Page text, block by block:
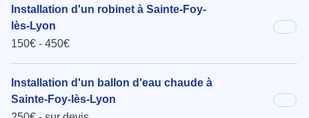
Installation d'un robinet à Sainte-Foy-
lès-Lyon
150€ - 450€
Installation d'un ballon d'eau chaude à
Sainte-Foy-lès-Lyon